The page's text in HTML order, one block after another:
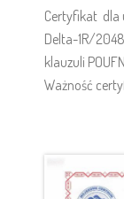
Certyfikat dla
Delta-1R/
klauzuli
Ważność